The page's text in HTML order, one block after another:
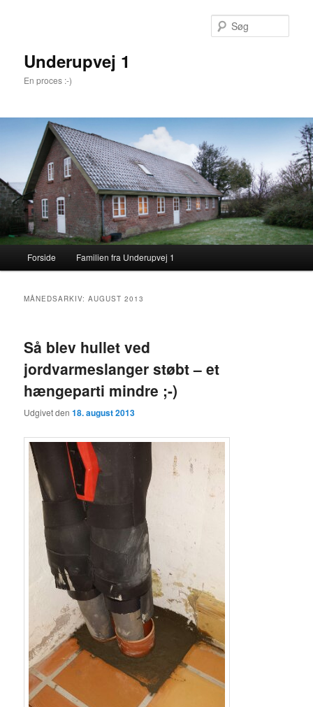
Underupvej 1
En proces :-)
Fortsæt til primære indhold
Fortsæt til sekundære indhold
Forside Familien fra Underupvej 1
MÅNEDSARKIV:AUGUST 2013
Så blev hullet ved
jordvarmeslanger støbt – et
hængeparti mindre ;-)
Udgivet den18. august 2013